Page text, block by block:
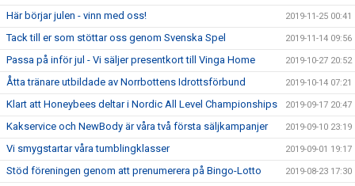
Här börjar julen - vinn med oss! 2019-11-25 00:41
Tack till er som stöttar oss genom Svenska Spel 2019-11-14 09:56
Passa på inför jul - Vi säljer presentkort till Vinga Home 2019-10-27 20:52
Åtta tränare utbildade av Norrbottens Idrottsförbund 2019-10-14 07:21
Klart att Honeybees deltar i Nordic All Level Championships 2019-09-17 20:47
Kakservice och NewBody är våra två första säljkampanjer 2019-09-10 23:19
Vi smygstartar våra tumblingklasser 2019-09-01 19:17
Stöd föreningen genom att prenumerera på Bingo-Lotto 2019-08-23 17:30